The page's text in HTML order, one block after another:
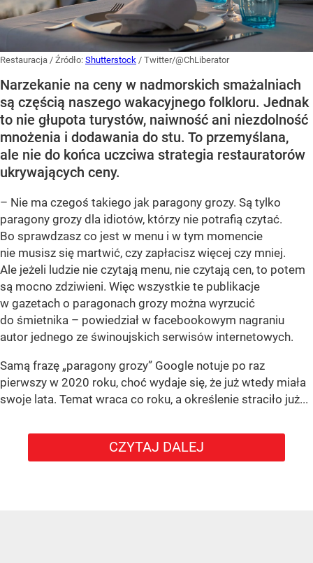
Restauracja / Źródło: Shutterstock / Twitter/@ChLiberator
Narzekanie na ceny w nadmorskich smażalniach
są częścią naszego wakacyjnego folkloru. Jednak
to nie głupota turystów, naiwność ani niezdolność
mnożenia i dodawania do stu. To przemyślana,
ale nie do końca uczciwa strategia restauratorów
ukrywających ceny.
– Nie ma czegoś takiego jak paragony grozy. Są tylko
paragony grozy dla idiotów, którzy nie potrafią czytać.
Bo sprawdzasz co jest w menu i w tym momencie
nie musisz się martwić, czy zapłacisz więcej czy mniej.
Ale jeżeli ludzie nie czytają menu, nie czytają cen, to potem
są mocno zdziwieni. Więc wszystkie te publikacje
w gazetach o paragonach grozy można wyrzucić
do śmietnika – powiedział w facebookowym nagraniu
autor jednego ze świnoujskich serwisów internetowych.
Samą frazę „paragony grozy” Google notuje po raz
pierwszy w 2020 roku, choć wydaje się, że już wtedy miała
swoje lata. Temat wraca co roku, a określenie straciło już...
CZYTAJ DALEJ